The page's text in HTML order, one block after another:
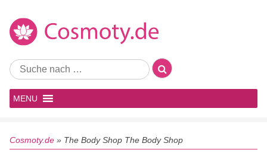
MENU
Cosmoty.de » The Body Shop The Body Shop